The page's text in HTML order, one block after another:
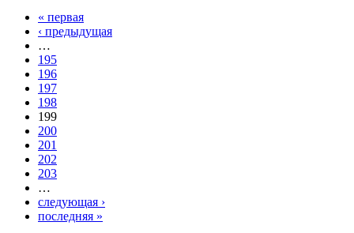
Страницы
« первая
‹ предыдущая
…
195
196
197
198
199
200
201
202
203
…
следующая ›
последняя »